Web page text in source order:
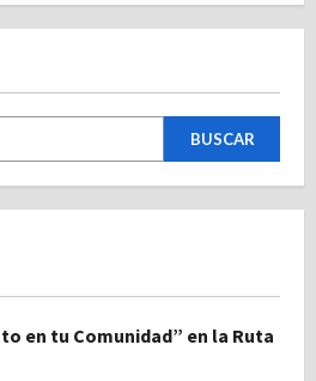
BUSCAR
en tu Comunidad” en la Ruta